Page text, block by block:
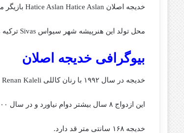
خدیجه اصلان Hatice Aslan Hatice Aslan بازیگر محبوب ترک در ۲۰ فوریه ۱۹۶۲ به دنیا آمد.
محل تولد این هنرپیشه شهر سیواس Sivas ترکیه می باشد.
بیوگرافی خدیجه اصلان
خدیجه در سال ۱۹۹۲ با رنان کاللی Renan Kaleli ازدواج کرد.
این ازدواج ۸ سال بیشتر دوام نیاورد و در سال ۲۰۰۰ به پایان رسید. او یک پسر به اسم Ekin Ergok دارد.
خدیجه ۱۶۸ سانتی متر قد دارد.